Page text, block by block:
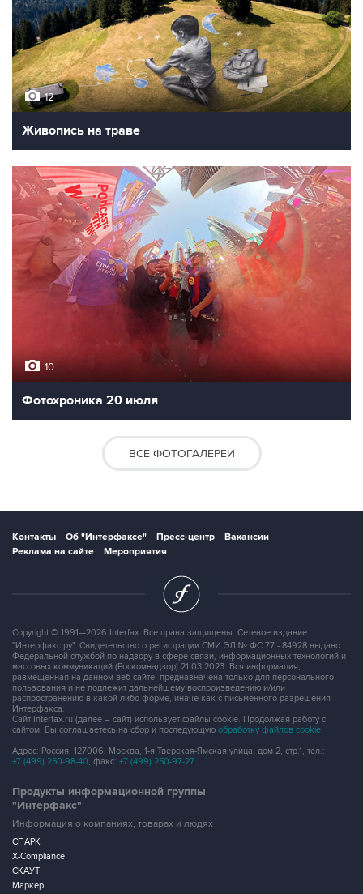
12
Живопись на траве
10
Фотохроника 20 июля
ВСЕ ФОТОГАЛЕРЕИ
Контакты Об "Интерфаксе" Пресс-центр
Вакансии
Реклама на сайте
Мероприятия
Copyright © 1991—2026 Interfax. Все права защищены. Сетевое издание
"Интерфакс.ру". Свидетельство о регистрации СМИ ЭЛ № ФС 77 - 84928 выдано
Федеральной службой по надзору в сфере связи, информационных технологий и
массовых коммуникаций (Роскомнадзор) 21.03.2023. Вся информация,
размещенная на данном веб-сайте, предназначена только для персонального
пользования и не подлежит дальнейшему воспроизведению и/или
распространению в какой-либо форме, иначе как с письменного разрешения
Интерфакса.
Сайт Interfax.ru (далее – сайт) использует файлы cookie. Продолжая работу с
сайтом, Вы соглашаетесь на сбор и последующую обработку файлов cookie.
Адрес: Россия, 127006, Москва, 1-я Тверская-Ямская улица, дом 2, стр.1, тел.:
+7 (499) 250-98-40, факс: +7 (499) 250-97-27
Продукты информационной группы
"Интерфакс"
Информация о компаниях, товарах и людях
СПАРК
X-Compliance
СКАУТ
Маркер